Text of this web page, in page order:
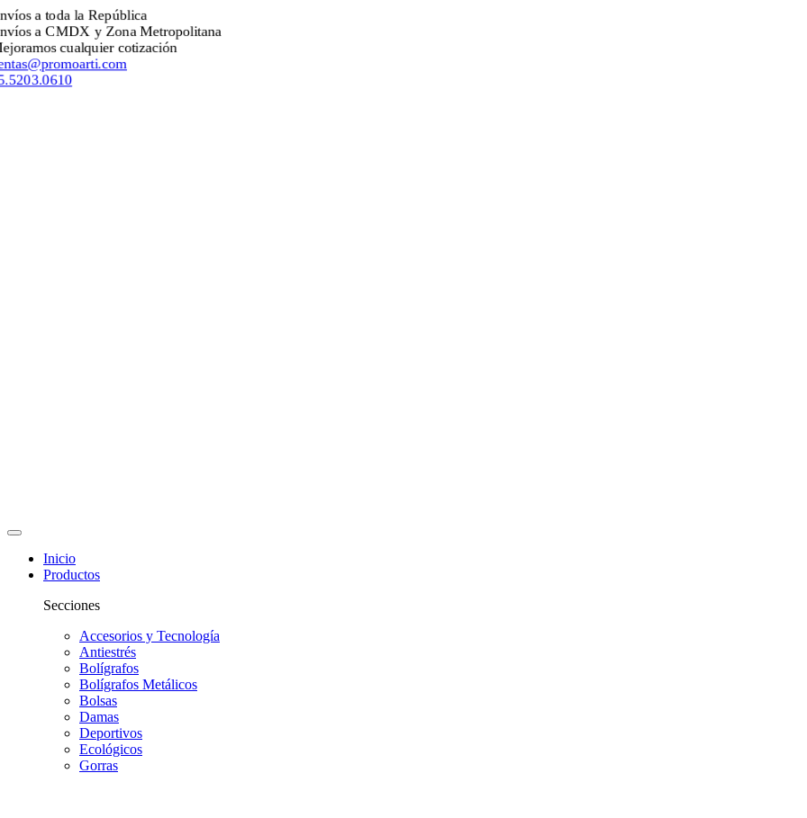
a toda la República
a CMDX y Zona Metropolitana
cualquier cotización
Inicio
Productos
Secciones
Accesorios y Tecnología
Antiestrés
Bolígrafos
Bolígrafos Metálicos
Bolsas
Damas
Deportivos
Ecológicos
Gorras